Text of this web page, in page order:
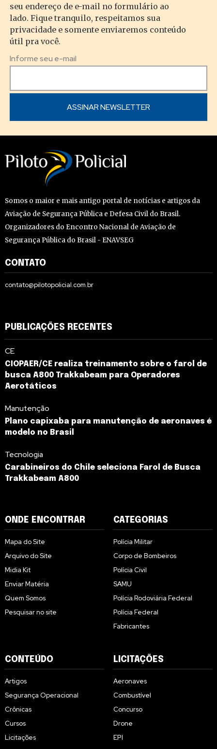
seu endereço de e-mail no formulário ao
lado. Fique tranquilo, respeitamos sua
privacidade e somente enviaremos conteúdo
útil pra você.
Informe seu e-mail
Somos o maior e mais antigo portal de notícias e artigos da
Aviação de Segurança Pública e Defesa Civil do Brasil.
Organizadores do Encontro Nacional de Aviação de
Segurança Pública do Brasil - ENAVSEG
CONTATO
contato@pilotopolicial.com.br
PUBLICAÇÕES RECENTES
CE
CIOPAER/CE realiza treinamento sobre o farol de
busca A800 Trakkabeam para Operadores
Aerotáticos
Manutenção
Plano capixaba para manutenção de aeronaves é
modelo no Brasil
Tecnologia
Carabineiros do Chile seleciona Farol de Busca
Trakkabeam A800
ONDE ENCONTRAR
Mapa do Site
Arquivo do Site
Midia Kit
Enviar Matéria
Quem Somos
Pesquisar no site
CATEGORIAS
Polícia Militar
Corpo de Bombeiros
Polícia Civil
SAMU
Polícia Rodoviária Federal
Polícia Federal
Fabricantes
CONTEÚDO
Artigos
Segurança Operacional
Crônicas
Cursos
Licitações
LICITAÇÕES
Aeronaves
Combustível
Concurso
Drone
EPI